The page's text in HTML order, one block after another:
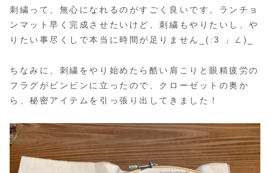
刺繍って、無心になれるのがすごく良いです。ランチョ
ンマット早く完成させたいけど、刺繍もやりたいし、や
りたい事尽くしで本当に時間が足りません_(:3 」∠)_
ちなみに、刺繍をやり始めたら酷い肩こりと眼精疲労の
フラグがビンビンに立ったので、クローゼットの奥か
ら、秘密アイテムを引っ張り出してきました！